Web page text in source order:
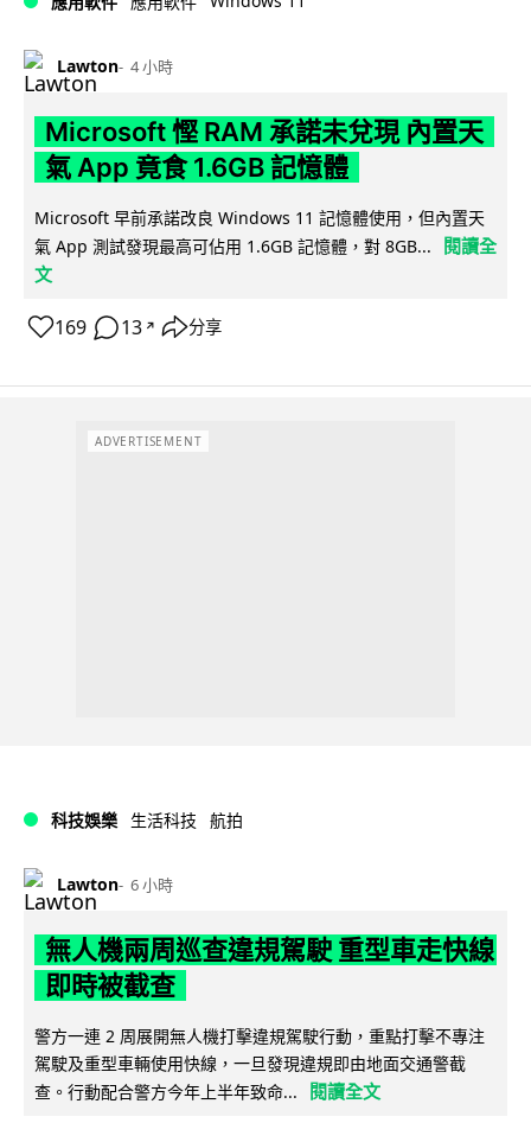
Lawton 4 小時
Microsoft 慳 RAM 承諾未兌現 內置天
氣 App 竟食 1.6GB 記憶體
Microsoft 早前承諾改良 Windows 11 記憶體使用，但內置天
氣 App 測試發現最高可佔用 1.6GB 記憶體，對 8GB...
閱讀全
文
169 13 ↗ 分享
ADVERTISEMENT
科技娛樂 生活科技 航拍
Lawton 6 小時
無人機兩周巡查違規駕駛 重型車走快線
即時被截查
警方一連 2 周展開無人機打擊違規駕駛行動，重點打擊不專注
駕駛及重型車輛使用快線，一旦發現違規即由地面交通警截
查。行動配合警方今年上半年致命...
閱讀全文